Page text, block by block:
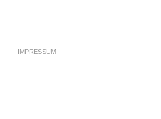
IMPRESSUM